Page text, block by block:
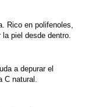
Rico en polifenoles,
piel desde dentro.
a depurar el
C natural.